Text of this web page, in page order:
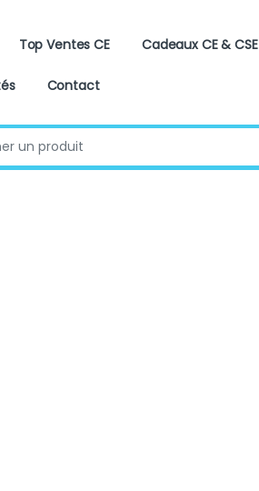
Top Ventes CE Cadeaux CE & CSE
Contact